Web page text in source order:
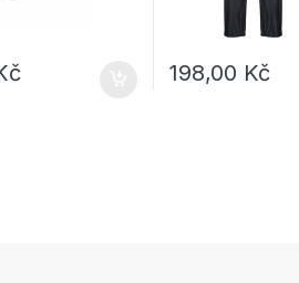
na stránce produktu
198,00 Kč
Tento produkt